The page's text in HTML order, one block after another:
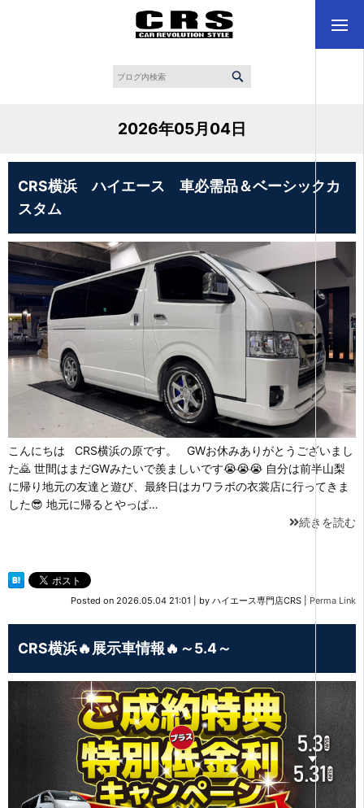
2026年05月04日
CRS横浜 ハイエース 車必需品＆ベーシックカ
スタム
こんにちは CRS横浜の原です。 GWお休みありがとうございまし
た🙇 世間はまだGWみたいで羨ましいです😭😭😭 自分は前半山梨
に帰り地元の友達と遊び、最終日はカワラボの衣裳店に行ってきま
した😎 地元に帰るとやっぱ…
続きを読む
Posted on 2026.05.04 21:01 by ハイエース専門店CRS Perma Link
CRS横浜🔥展示車情報🔥～5.4～